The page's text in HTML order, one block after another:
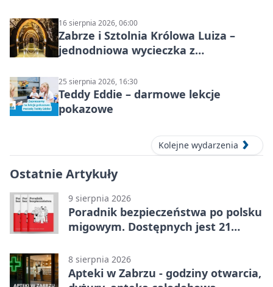
16 sierpnia 2026, 06:00
Zabrze i Sztolnia Królowa Luiza –
jednodniowa wycieczka z
miasta
25 sierpnia 2026, 16:30
Teddy Eddie – darmowe lekcje
pokazowe
Kolejne wydarzenia
Ostatnie Artykuły
9 sierpnia 2026
Poradnik bezpieczeństwa po polsku
migowym. Dostępnych jest 21
8 sierpnia 2026
Apteki w Zabrzu - godziny otwarcia,